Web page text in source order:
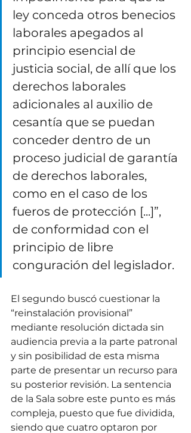
ley conceda otros benecios
laborales apegados al
principio esencial de
justicia social, de allí que los
derechos laborales
adicionales al auxilio de
cesantía que se puedan
conceder dentro de un
proceso judicial de garantía
de derechos laborales,
como en el caso de los
fueros de protección [...]”,
de conformidad con el
principio de libre
conguración del legislador.
El segundo buscó cuestionar la
“reinstalación provisional”
mediante resolución dictada sin
audiencia previa a la parte patronal
y sin posibilidad de esta misma
parte de presentar un recurso para
su posterior revisión. La sentencia
de la Sala sobre este punto es más
compleja, puesto que fue dividida,
siendo que cuatro optaron por